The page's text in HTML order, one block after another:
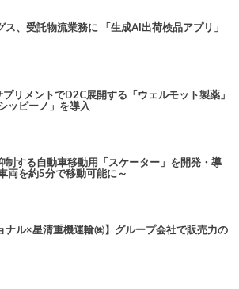
、受託物流業務に 「生成AI出荷検品アプリ」
リメントでD2C展開する「ウェルモット製薬」
ッピーノ」を導入
制する自動車移動用「スケーター」を開発・導
両を約5分で移動可能に～
ナル×星清重機運輸㈱】グループ会社で販売力の